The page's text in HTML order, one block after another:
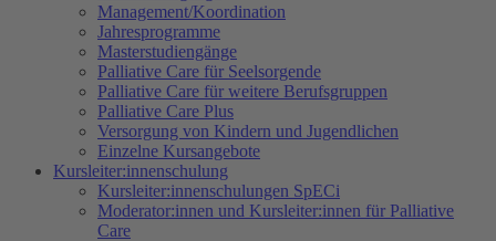
Management/Koordination
Jahresprogramme
Masterstudiengänge
Palliative Care für Seelsorgende
Palliative Care für weitere Berufsgruppen
Palliative Care Plus
Versorgung von Kindern und Jugendlichen
Einzelne Kursangebote
Kursleiter:innenschulung
Kursleiter:innenschulungen SpECi
Moderator:innen und Kursleiter:innen für Palliative
Care